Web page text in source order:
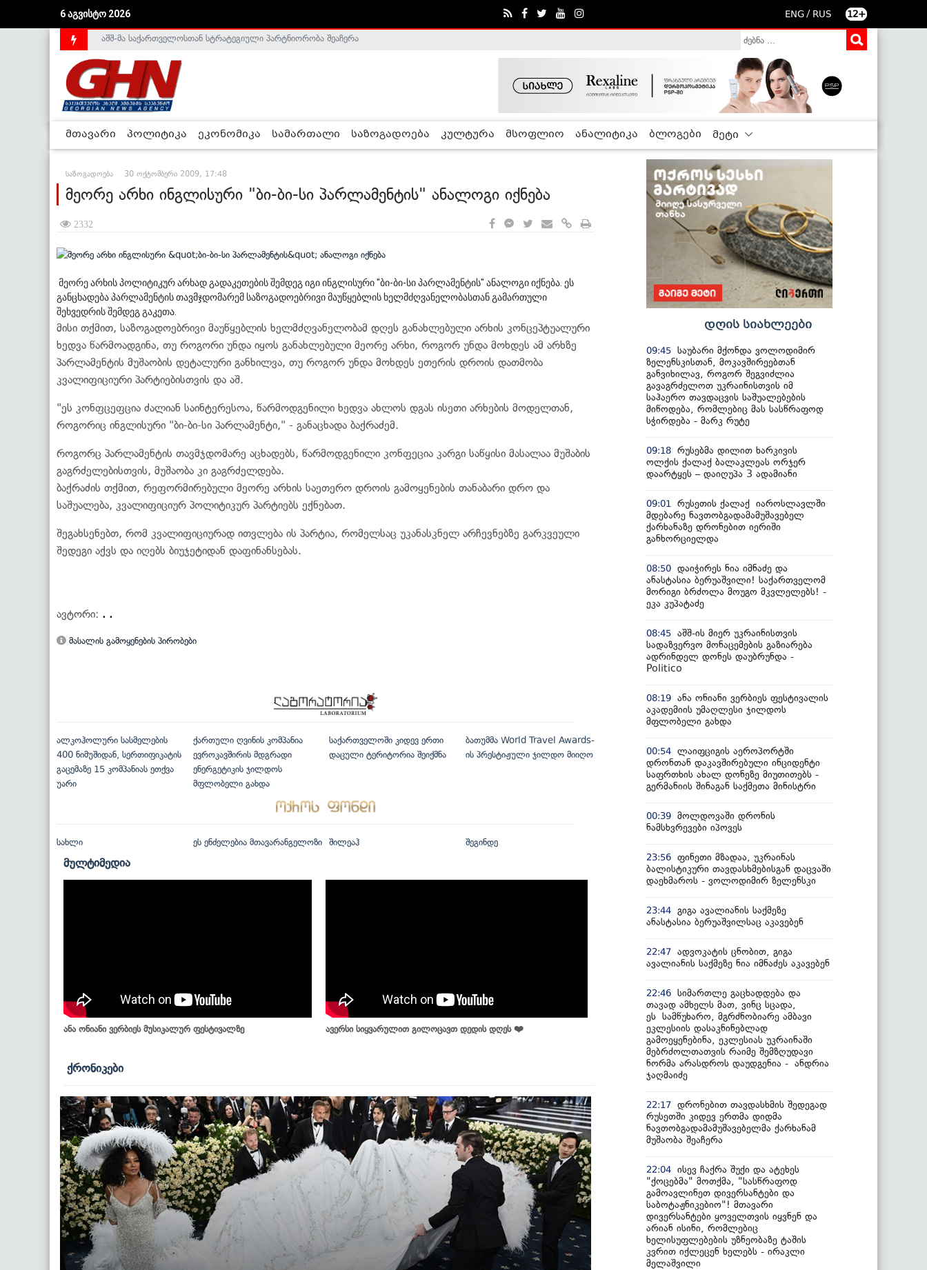
6 აგვისტო 2026 ENG / RUS 12+
საქართველოს დე-ფაქტო მთავრობა არალეგიტიმურია - ჰელსინკის კომისია
აშშ-მა საქართველოსთან სტრატეგიული პარტნიორობა შეაჩერა
მთავარი პოლიტიკა ეკონომიკა სამართალი საზოგადოება კულტურა მსოფლიო ანალიტიკა ბლოგები მეტი
საზოგადოება 30 ოქტომბერი 2009, 17:48
მეორე არხი ინგლისური "ბი-ბი-სი პარლამენტის" ანალოგი იქნება
2332
მეორე არხის პოლიტიკურ არხად გადაკეთების შემდეგ იგი ინგლისური "ბი-ბი-სი პარლამენტის" ანალოგი იქნება. ეს
განცხადება პარლამენტის თავმჯდომარემ საზოგადოებრივი მაუწყებლის ხელმძღვანელობასთან გამართული
შეხვედრის შემდეგ გაკეთა.
მისი თქმით, საზოგადოებრივი მაუწყებლის ხელმძღვანელობამ დღეს განახლებული არხის კონცეპტუალური
ხედვა წარმოადგინა, თუ როგორი უნდა იყოს განახლებული მეორე არხი, როგორ უნდა მოხდეს ამ არხზე
პარლამენტის მუშაობის დეტალური განხილვა, თუ როგორ უნდა მოხდეს ეთერის დროის დათმობა
კვალიფიციური პარტიებისთვის და აშ.
"ეს კონფცეფცია ძალიან საინტერესოა, წარმოდგენილი ხედვა ახლოს დგას ისეთი არხების მოდელთან,
როგორიც ინგლისური "ბი-ბი-სი პარლამენტი," - განაცხადა ბაქრაძემ.
როგორც პარლამენტის თავმჯდომარე აცხადებს, წარმოდგენილი კონფეცია კარგი საწყისი მასალაა მუშაბის
გაგრძელებისთვის, მუშაობა კი გაგრძელდება.
ბაქრაძის თქმით, რეფორმირებული მეორე არხის საეთერო დროის გამოყენების თანაბარი დრო და
საშუალება, კვალიფიციურ პოლიტიკურ პარტიებს ექნებათ.
შეგახსენებთ, რომ კვალიფიციურად ითვლება ის პარტია, რომელსაც უკანასკნელ არჩევნებზე გარკვეული
შედეგი აქვს და იღებს ბიუჯეტიდან დაფინანსებას.
ავტორი: . .
მასალის გამოყენების პირობები
ალკოჰოლური სასმელების
400 ნიმუშიდან, სერთიფიკატის
გაცემაზე 15 კომპანიას ეთქვა
უარი
ქართული ღვინის კომპანია
ევროკავშირის მდგრადი
ენერგეტიკის ჯილდოს
მფლობელი გახდა
საქართველოში კიდევ ერთი
დაცული ტერიტორია შეიქმნა
ბათუმმა World Travel Awards-
ის პრესტიჟული ჯილდო მიიღო
სახლი ეს ენძელებია მთავარანგელოზი შილეაჰ შეგინდე
მულტიმედია
ანა ონიანი ვერბიეს მუსიკალურ ფესტივალზე ავერსი სიყვარულით გილოცავთ დედის დღეს ❤️
ქრონიკები
დღის სიახლეები
09:45 საუბარი მქონდა ვოლოდიმირ
ზელენსკისთან, მოკავშირეებთან
განვიხილავ, როგორ შეგვიძლია
გავაგრძელოთ უკრაინისთვის იმ
საჰაერო თავდაცვის საშუალებების
მიწოდება, რომლებიც მას სასწრაფოდ
სჭირდება - მარკ რუტე
09:18 რუსებმა დილით ხარკივის
ოლქის ქალაქ ბალაკლეას ორჯერ
დაარტყეს – დაიღუპა 3 ადამიანი
09:01
რუსეთის ქალაქ იაროსლავლში
მდებარე ნავთობგადამამუშავებელ
ქარხანაზე დრონებით იერიში
განხორციელდა
08:50 დაიჭირეს ნია იმნაძე და
ანასტასია ბერუაშვილი! საქართველომ
მორიგი ბრძოლა მოუგო მკვლელებს! -
ეკა კუპატაძე
08:45 აშშ-ის მიერ უკრაინისთვის
სადაზვერვო მონაცემების გაზიარება
ადრინდელ დონეს დაუბრუნდა -
Politico
08:19 ანა ონიანი ვერბიეს ფესტივალის
აკადემიის უმაღლესი ჯილდოს
მფლობელი გახდა
00:54 ლაიფციგის აეროპორტში
დრონთან დაკავშირებული ინციდენტი
საფრთხის ახალ დონეზე მიუთითებს -
გერმანიის შინაგან საქმეთა მინისტრი
00:39 მოლდოვაში დრონის
ნამსხვრევები იპოვეს
23:56 ფინეთი მზადაა, უკრაინას
ბალისტიკური თავდასხმებისგან დაცვაში
დაეხმაროს - ვოლოდიმირ ზელენსკი
23:44 გიგა ავალიანის საქმეზე
ანასტასია ბერუაშვილსაც აკავებენ
22:47 ადვოკატის ცნობით, გიგა
ავალიანის საქმეზე ნია იმნაძეს აკავებენ
22:46 სიმართლე გაცხადდება და
თავად ამხელს მათ, ვინც სცადა,
ეს სამწუხარო, მგრძნობიარე ამბავი
ეკლესიის დასაკნინებლად
გამოეყენებინა, ეკლესიას უკრაინაში
მებრძოლთათვის რაიმე შემზღუდავი
ნორმა არასდროს დაუდგენია - ანდრია
ჯაღმაიძე
22:17 დრონებით თავდასხმის შედეგად
რუსეთში კიდევ ერთმა დიდმა
ნავთობგადამამუშავებელმა ქარხანამ
მუშაობა შეაჩერა
22:04 ისევ ჩაქრა შუქი და ატეხეს
"ქოცებმა" მოთქმა, "სასწრაფოდ
გამოავლინეთ დივერსანტები და
საბოტაჟნიკებიო"! მთავარი
დივერსანტები ყოველთვის იყვნენ და
არიან ისინი, რომლებიც
ხელისუფლებების უზნეობაზე ტაშის
კვრით იქლეცენ ხელებს - ირაკლი
მელაშვილი